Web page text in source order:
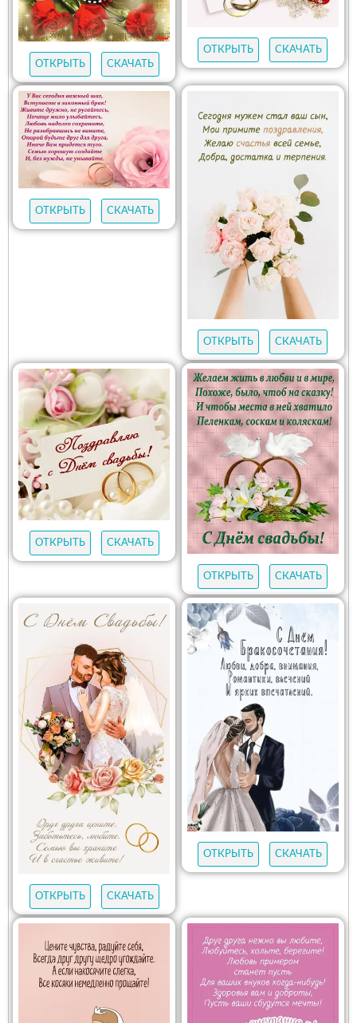
ОТКРЫТЬ СКАЧАТЬ
ОТКРЫТЬ СКАЧАТЬ
ОТКРЫТЬ СКАЧАТЬ
ОТКРЫТЬ СКАЧАТЬ
ОТКРЫТЬ СКАЧАТЬ
ОТКРЫТЬ СКАЧАТЬ
ОТКРЫТЬ СКАЧАТЬ
ОТКРЫТЬ СКАЧАТЬ